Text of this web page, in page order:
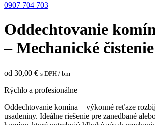
0907 704 703
Oddechtovanie
– Mechanické
od 30,00 € s DPH / bm
Rýchlo a profesionálne
Oddechtovanie komína – výkonné reťaze
usadeniny. Ideálne riešenie pre zanedbané